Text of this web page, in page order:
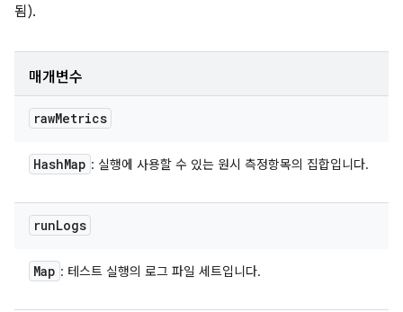
됨).
매개변수
rawMetrics
HashMap : 실행에 사용할 수 있는 원시 측정항목의 집합입니다.
runLogs
Map : 테스트 실행의 로그 파일 세트입니다.